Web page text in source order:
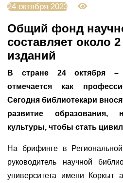
24 октября 2023
Общий фонд
составляет около
изданий
В стране 24 октября –
отмечается как
Сегодня библиотекари
развитие образования,
культуры, чтобы стать
На брифинге в
руководитель научной
университета имени Коркыт